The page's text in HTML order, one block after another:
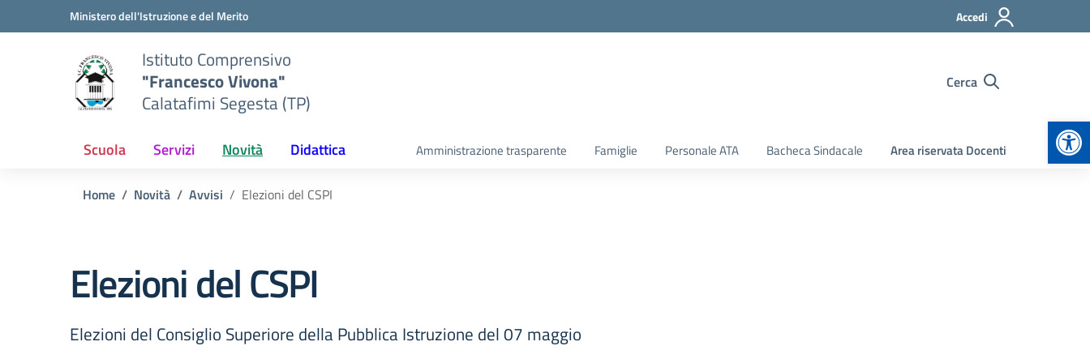
Vai ai contenuti
Vai al menu di navigazioneMinistero dell'Istruzione e del Merito Accedi
Istituto Comprensivo
"Francesco Vivona"
Calatafimi Segesta (TP)
Cerca
Scuola Servizi Novità Didattica Amministrazione trasparente Famiglie Personale ATA Bacheca Sindacale Area riservata Docenti
Home Novità Avvisi Elezioni del CSPI
Elezioni del CSPI
Elezioni del Consiglio Superiore della Pubblica Istruzione del 07 maggio